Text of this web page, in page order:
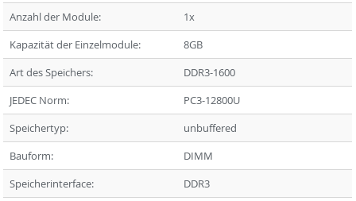
Anzahl der Module:
1x
Kapazität der Einzelmodule:
8GB
Art des Speichers:
DDR3-1600
JEDEC Norm:
PC3-12800U
Speichertyp:
unbuffered
Bauform:
DIMM
Speicherinterface:
DDR3